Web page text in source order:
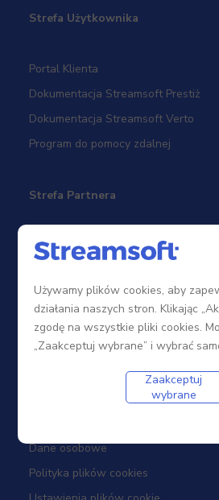
Strefa Użytkownika
Portal Klienta
Dokumentacja Streamsoft Prestiż
Dokumentacja Streamsoft Verto
Program do pomocy zdalnej
Strefa Partnera
Sieć sprzedaży
Szkolenia
Portal Partnera
Dane osobowe
Polityka plików cookies
Używamy plików cookies, aby
działania naszych stron. Klikając
zgodę na wszystkie pliki cookies.
„Zaakceptuj wybrane” i wybrać
Zaakceptuj
wybrane